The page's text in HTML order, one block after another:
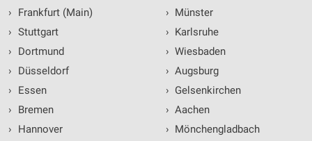
›
Frankfurt (Main)
› Stuttgart
›
Dortmund
›
Düsseldorf
›
Essen
›
Bremen
›
Hannover
› Münster
› Karlsruhe
› Wiesbaden
› Augsburg
› Gelsenkirchen
› Aachen
› Mönchengladbach